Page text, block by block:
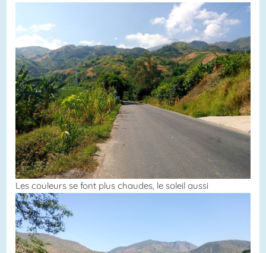
Les couleurs se font plus chaudes, le soleil aussi